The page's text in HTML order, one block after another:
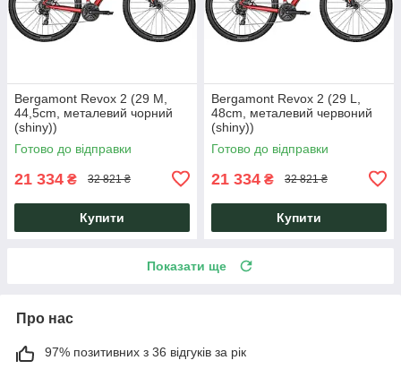
Bergamont Revox 2 (29 M,
44,5cm, металевий чорний
(shiny))
Готово до відправки
21 334 ₴ 32 821 ₴
Купити
Bergamont Revox 2 (29 L,
48cm, металевий червоний
(shiny))
Готово до відправки
21 334 ₴ 32 821 ₴
Купити
Показати ще
Про нас
97% позитивних з 36 відгуків за рік